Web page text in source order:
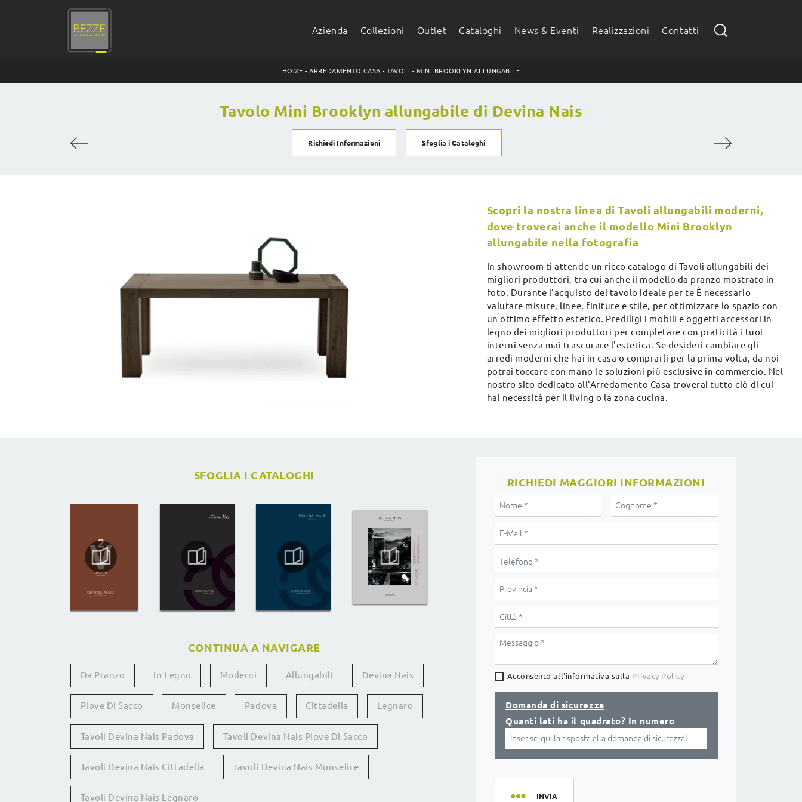
Azienda Collezioni Outlet Cataloghi News & Eventi Realizzazioni Contatti
HOME -ARREDAMENTO CASA -TAVOLI -MINI BROOKLYN ALLUNGABILE
Tavolo Mini Brooklyn allungabile di Devina Nais
Richiedi Informazioni Sfoglia i Cataloghi
Scopri la nostra linea di Tavoli allungabili moderni,
dove troverai anche il modello Mini Brooklyn
allungabile nella fotografia
In showroom ti attende un ricco catalogo di Tavoli allungabili dei
migliori produttori, tra cui anche il modello da pranzo mostrato in
foto. Durante l'acquisto del tavolo ideale per te È necessario
valutare misure, linee, finiture e stile, per ottimizzare lo spazio con
un ottimo effetto estetico. Prediligi i mobili e oggetti accessori in
legno dei migliori produttori per completare con praticità i tuoi
interni senza mai trascurare l'estetica. Se desideri cambiare gli
arredi moderni che hai in casa o comprarli per la prima volta, da noi
potrai toccare con mano le soluzioni più esclusive in commercio. Nel
nostro sito dedicato all'Arredamento Casa troverai tutto ciò di cui
hai necessità per il living o la zona cucina.
SFOGLIA I CATALOGHI
CONTINUA A NAVIGARE
Da Pranzo In Legno Moderni Allungabili Devina Nais
Piove Di Sacco Monselice Padova Cittadella Legnaro
Tavoli Devina Nais Padova Tavoli Devina Nais Piove Di Sacco
Tavoli Devina Nais Cittadella Tavoli Devina Nais Monselice
Tavoli Devina Nais Legnaro
RICHIEDI MAGGIORI INFORMAZIONI
Acconsento all'informativa sulla Privacy Policy
Domanda di sicurezza
Quanti lati ha il quadrato? In numero
INVIA